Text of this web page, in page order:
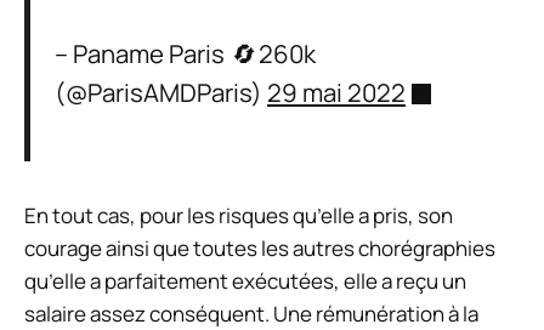
– Paname Paris 🔄 260k
(@ParisAMDParis) 29 mai 2022
En tout cas, pour les risques qu’elle a pris, son
courage ainsi que toutes les autres chorégraphies
qu’elle a parfaitement exécutées, elle a reçu un
salaire assez conséquent. Une rémunération à la